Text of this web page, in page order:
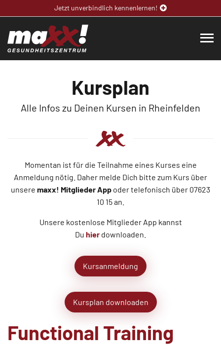
Jetzt unverbindlich kennenlernen!
Kursplan
Alle Infos zu Deinen Kursen in Rheinfelden
Momentan ist für die Teilnahme eines Kurses eine
Anmeldung nötig. Daher melde Dich bitte zum Kurs über
unsere maxx! Mitglieder App oder telefonisch über 07623
10 15an.
Unsere kostenlose Mitglieder App kannst
Du hier downloaden.
Kursanmeldung
Kursplan downloaden
Functional Training